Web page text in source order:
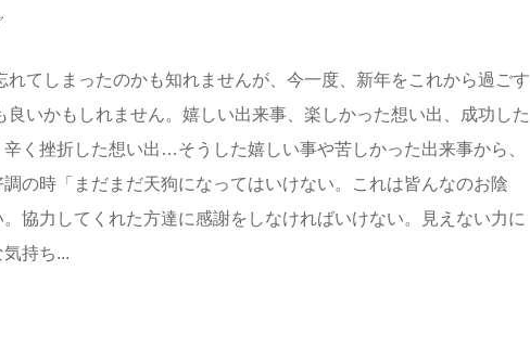
てしまったのかも知れませんが、今一度、新年をこれから過ごす
いかもしれません。嬉しい出来事、楽しかった想い出、成功した
く挫折した想い出…そうした嬉しい事や苦しかった出来事から、
の時「まだまだ天狗になってはいけない。これは皆んなのお陰
協力してくれた方達に感謝をしなければいけない。見えない力に
持ち...